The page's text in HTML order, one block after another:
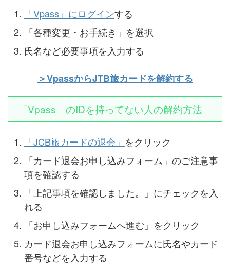
「Vpass」にログインする
「各種変更・お手続き」を選択
氏名など必要事項を入力する
＞VpassからJTB旅カードを解約する
「Vpass」のIDを持ってない人の解約方法
「JCB旅カードの退会」 をクリック
「カード退会お申し込みフォーム」のご注意事
項を確認する
「上記事項を確認しました。」にチェックを入
れる
「お申し込みフォームへ進む」をクリック
カード退会お申し込みフォームに氏名やカード
番号などを入力する